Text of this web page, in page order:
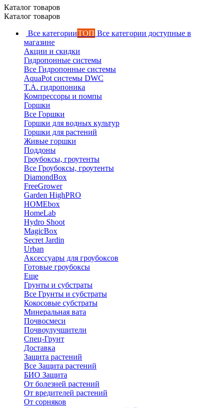
Каталог товаров
Каталог товаров
Все категорииТОП Все категории доступные в
магазине
Акции и скидки
Гидропонные системы
Все Гидропонные системы
AquaPot системы DWC
T.A. гидропоника
Компрессоры и помпы
Горшки
Все Горшки
Горшки для водных культур
Горшки для растений
Живые горшки
Поддоны
Гроубоксы, гроутенты
Все Гроубоксы, гроутенты
DiamondBox
FreeGrower
Garden HighPRO
HOMEbox
HomeLab
Hydro Shoot
MagicBox
Secret Jardin
Urban
Аксессуары для гроубоксов
Готовые гроубоксы
Еще
Грунты и субстраты
Все Грунты и субстраты
Кокосовые субстраты
Минеральная вата
Почвосмеси
Почвоулучшители
Спец-Грунт
Доставка
Защита растений
Все Защита растений
БИО Защита
От болезней растений
От вредителей растений
От сорняков